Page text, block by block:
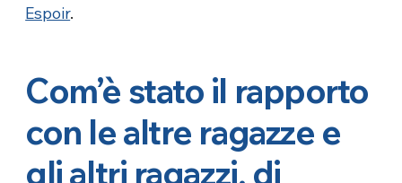
Espoir.
Com’è stato il rapporto
con le altre ragazze e
gli altri ragazzi, di